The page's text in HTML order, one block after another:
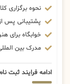
نحوه برگزاری
پشتیبانی پس از
خوابگاه برای
مدرک بین
ادامه فرایند ثبت